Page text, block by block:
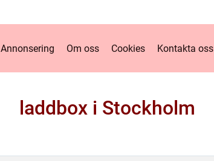
Annonsering Om oss Cookies Kontakta oss
laddbox i Stockholm